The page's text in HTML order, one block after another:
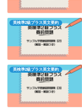
英検準2級プラス英文要約
英検準2級プラス英文要約